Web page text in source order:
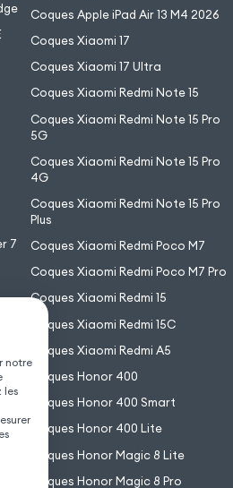
7
Coques Apple iPad Air 13 M4 2026
Coques Xiaomi 17
Coques Xiaomi 17 Ultra
Coques Xiaomi Redmi Note 15
Coques Xiaomi Redmi Note 15 Pro
5G
Coques Xiaomi Redmi Note 15 Pro
4G
Coques Xiaomi Redmi Note 15 Pro
Plus
Coques Xiaomi Redmi Poco M7
Coques Xiaomi Redmi Poco M7 Pro
Coques Xiaomi Redmi 15
Coques Xiaomi Redmi 15C
Coques Xiaomi Redmi A5
Coques Honor 400
Coques Honor 400 Smart
Coques Honor 400 Lite
Coques Honor Magic 8 Lite
Coques Honor Magic 8 Pro
notre
les